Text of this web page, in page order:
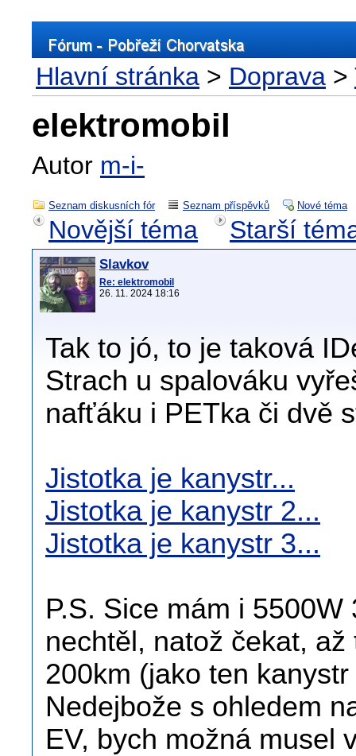
Hlavní stránka > Doprava >
elektromobil
Autor m-i-
Seznam diskusních fór Seznam příspěvků Nové téma
Novější téma Starší
Slavkov
Re: elektromobil
26. 11. 2024 18:16
Tak to jó, to je taková
Strach u spalováku
nafťáku i PETka či dvě
Jistotka je kanystr...
Jistotka je kanystr 2...
Jistotka je kanystr 3...
P.S. Sice mám i
nechtěl, natož čekat,
200km (jako ten
Nedejbože s ohledem
EV, bych možná musel